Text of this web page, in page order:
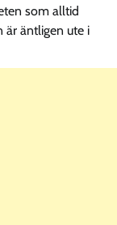
som alltid
är äntligen ute i